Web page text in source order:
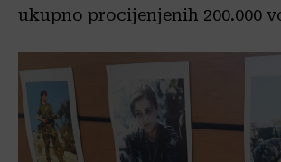
ukupno procijenjenih 200.000